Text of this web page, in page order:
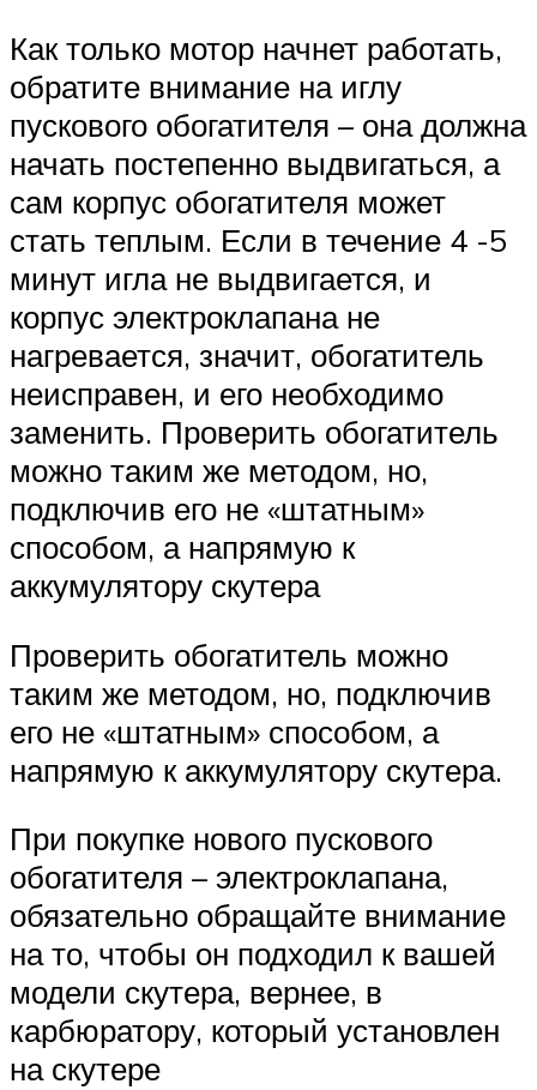
Как только мотор начнет работать,
обратите внимание на иглу
пускового обогатителя – она должна
начать постепенно выдвигаться, а
сам корпус обогатителя может
стать теплым. Если в течение 4 -5
минут игла не выдвигается, и
корпус электроклапана не
нагревается, значит, обогатитель
неисправен, и его необходимо
заменить. Проверить обогатитель
можно таким же методом, но,
подключив его не «штатным»
способом, а напрямую к
аккумулятору скутера
Проверить обогатитель можно
таким же методом, но, подключив
его не «штатным» способом, а
напрямую к аккумулятору скутера.
При покупке нового пускового
обогатителя – электроклапана,
обязательно обращайте внимание
на то, чтобы он подходил к вашей
модели скутера, вернее, в
карбюратору, который установлен
на скутере